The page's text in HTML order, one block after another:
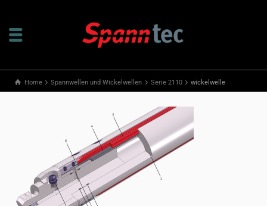
Home Spannwellen und Wickelwellen Serie 2110 wickelwelle